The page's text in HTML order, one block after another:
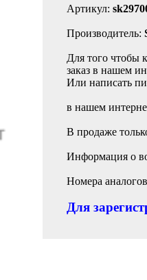
Артикул:
Производитель:
Для того чтобы
заказ в нашем
Или написать
в нашем
В продаже
Информация о
Номера
Для